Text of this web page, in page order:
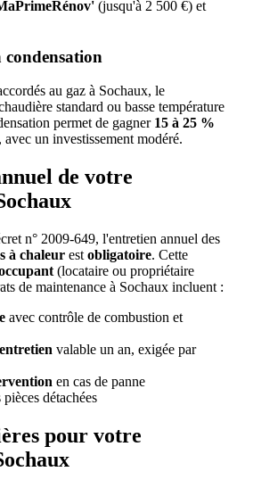
(jusqu'à 2 500 €) et
condensation
au gaz à Sochaux, le
standard ou basse température
permet de gagner 15 à 25 %
un investissement modéré.
de votre
n° 2009-649, l'entretien annuel des
à chaleur est obligatoire. Cette
(locataire ou propriétaire
de maintenance à Sochaux incluent :
avec contrôle de combustion et
valable un an, exigée par
en cas de panne
pièces détachées
pour votre